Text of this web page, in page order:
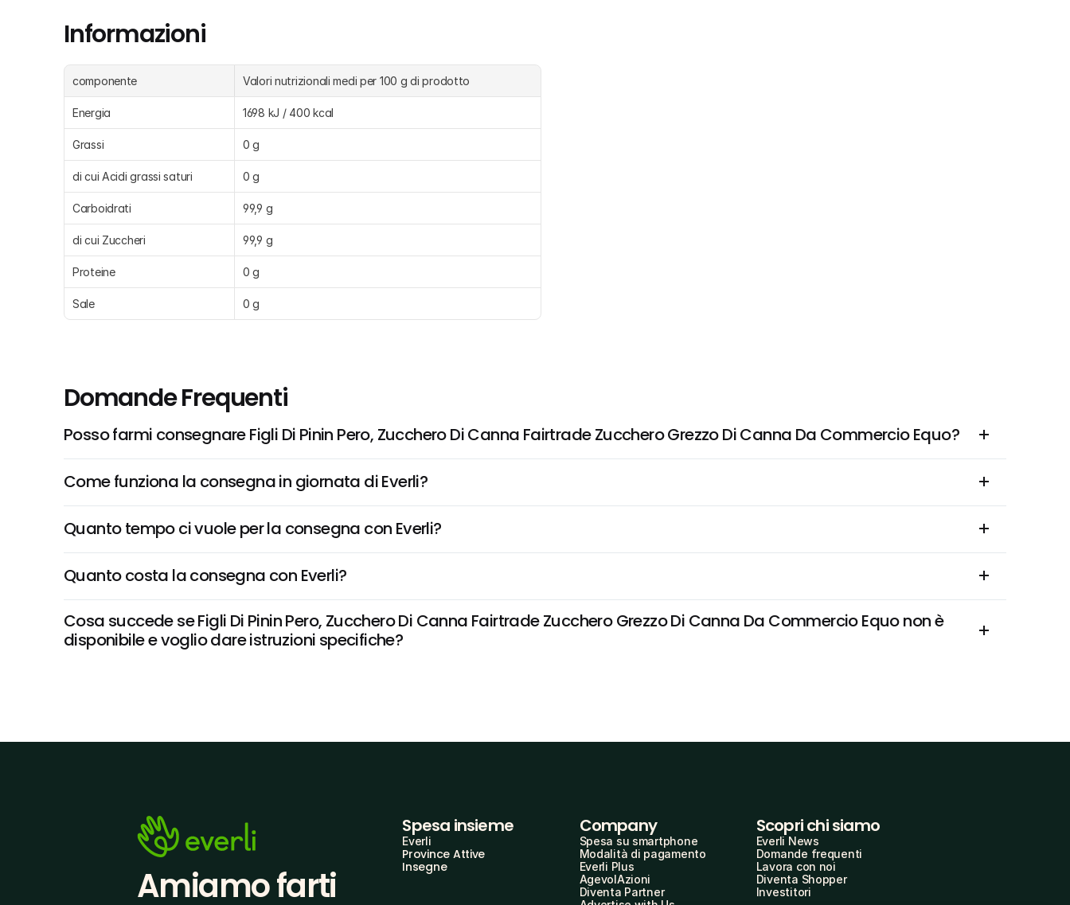
Informazioni
componente Valori nutrizionali medi per 100 g di prodotto
Energia 1698 kJ / 400 kcal
Grassi 0 g
di cui Acidi grassi saturi 0 g
Carboidrati 99,9 g
di cui Zuccheri 99,9 g
Proteine 0 g
Sale 0 g
Domande Frequenti
Posso farmi consegnare Figli Di Pinin Pero, Zucchero Di Canna Fairtrade Zucchero Grezzo Di Canna Da Commercio Equo?
Come funziona la consegna in giornata di Everli?
Quanto tempo ci vuole per la consegna con Everli?
Quanto costa la consegna con Everli?
Cosa succede se Figli Di Pinin Pero, Zucchero Di Canna Fairtrade Zucchero Grezzo Di Canna Da Commercio Equo non è
disponibile e voglio dare istruzioni specifiche?
Amiamo farti
Spesa insieme
Everli
Province Attive
Insegne
Company
Spesa su smartphone
Modalità di pagamento
Everli Plus
AgevolAzioni
Diventa Partner
Scopri chi siamo
Everli News
Domande frequenti
Lavora con noi
Diventa Shopper
Investitori